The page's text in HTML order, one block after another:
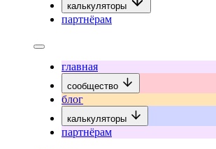
калькуляторы
партнёрам
главная
сообщество
блог
калькуляторы
партнёрам